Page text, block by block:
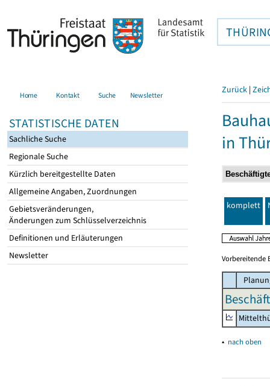
Home Kontakt Suche Newsletter
STATISTISCHE DATEN
Sachliche Suche
Regionale Suche
Kürzlich bereitgestellte Daten
Allgemeine Angaben, Zuordnungen
Gebietsveränderungen,
Änderungen zum Schlüsselverzeichnis
Definitionen und Erläuterungen
Newsletter
Zurück |
in
komplett
Vorbereitende
▴ nach oben